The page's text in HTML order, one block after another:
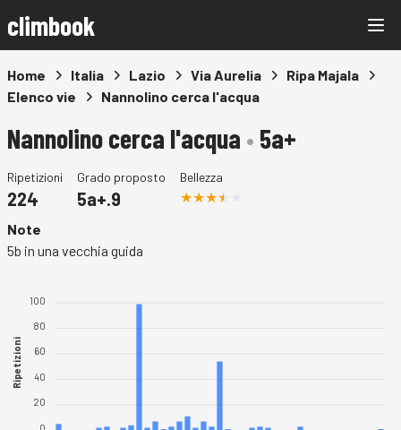
climbook
Home Italia Lazio Via Aurelia
Ripa Majala
Elenco vie
Nannolino cerca l'acqua
Nannolino cerca l'acqua • 5a+
Ripetizioni
224
Grado proposto
5a+.9
Bellezza
Note
5b in una vecchia guida
100
80
60
40
20
Ripetizioni